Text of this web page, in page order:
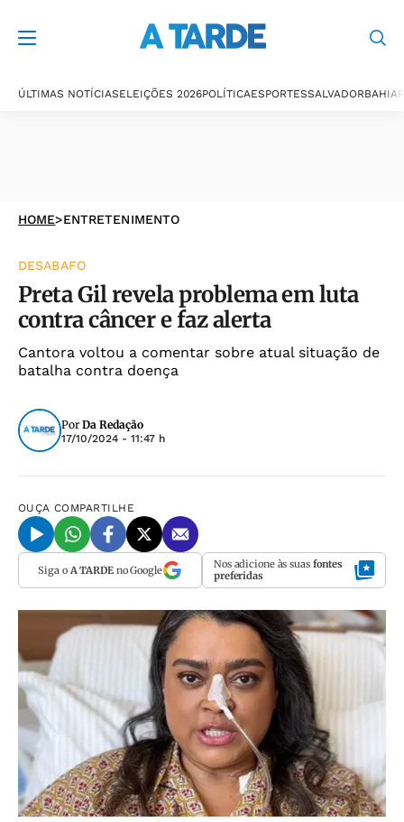
ÚLTIMAS NOTÍCIASELEIÇÕES 2026POLÍTICAESPORTESSALVADORBAHIA
HOME>ENTRETENIMENTO
DESABAFO
Preta Gil revela problema em luta
contra câncer e faz alerta
Cantora voltou a comentar sobre atual situação de
batalha contra doença
Por Da Redação
17/10/2024 - 11:47 h
OUÇA COMPARTILHE
Siga o A TARDEno Google Nos adicione às suas fontes
preferidas